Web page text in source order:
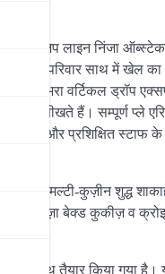
ज़िप लाइन निंजा
जहाँ पूरा परिवार साथ में
से भरा वर्टिकल ड्रॉप
खेलना सीखते हैं। सम्पूर्ण प्ले
और प्रशिक्षित
जो एक मल्टी-कुज़ीन शुद्ध
और ताज़ा बेक्ड कुकीज़ व
है।
के साथ तैयार किया गया